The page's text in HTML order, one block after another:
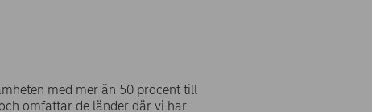
med mer än 50 procent till
omfattar de länder där vi har